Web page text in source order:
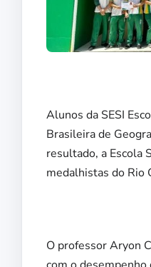
Alunos da SESI
Brasileira de
resultado, a Escola
medalhistas do Rio
O professor Aryon